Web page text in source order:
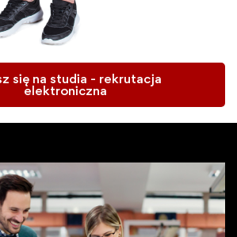
się na studia - rekrutacja
elektroniczna